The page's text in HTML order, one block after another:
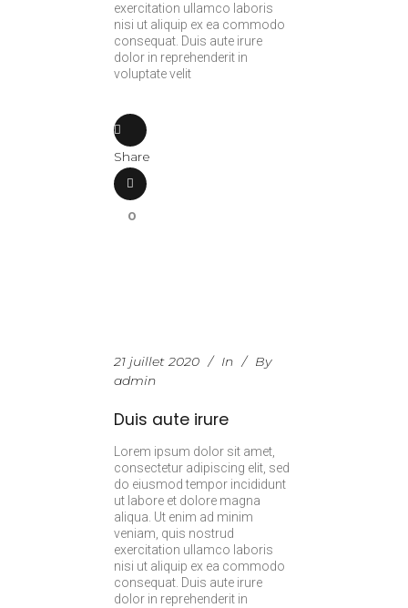
exercitation ullamco laboris
nisi ut aliquip ex ea commodo
consequat. Duis aute irure
dolor in reprehenderit in
voluptate velit
Share
0
21 juillet 2020 In
By
admin
Duis aute irure
Lorem ipsum dolor sit amet,
consectetur adipiscing elit, sed
do eiusmod tempor incididunt
ut labore et dolore magna
aliqua. Ut enim ad minim
veniam, quis nostrud
exercitation ullamco laboris
nisi ut aliquip ex ea commodo
consequat. Duis aute irure
dolor in reprehenderit in